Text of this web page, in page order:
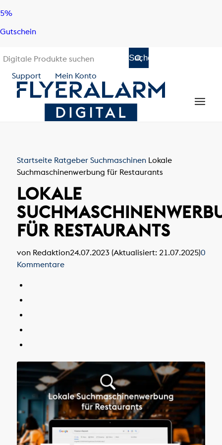
Skip
content
Skip
navigation
5%
Gutschein
Support Mein Konto
Startseite Ratgeber Suchmaschinen Lokale
Suchmaschinenwerbung für Restaurants
LOKALE
FÜR RESTAURANTS
von Redaktion24.07.2023 (Aktualisiert: 21.07.2025)0
Kommentare